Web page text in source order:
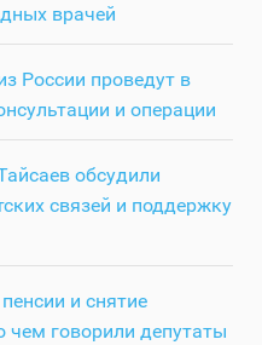
врачей
России проведут в
и операции
обсудили
связей и поддержку
и снятие
говорили депутаты